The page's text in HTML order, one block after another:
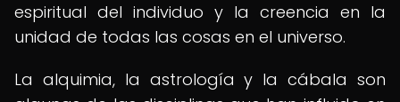
espiritual del individuo y la creencia en la
unidad de todas las cosas en el universo.
La alquimia, la astrología y la cábala son